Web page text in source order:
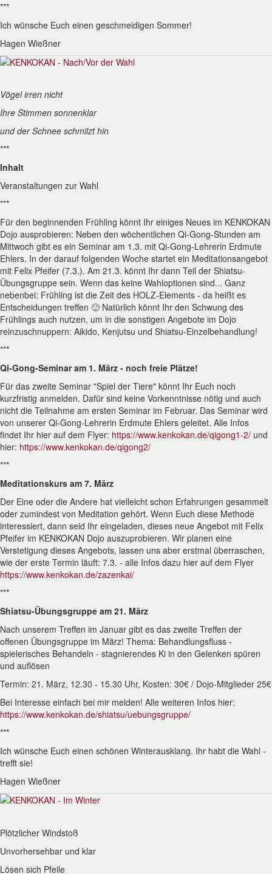
***
Ich wünsche Euch einen geschmeidigen Sommer!
Hagen Wießner
Vögel irren nicht
Ihre Stimmen sonnenklar
und der Schnee schmilzt hin
***
Inhalt
Veranstaltungen zur Wahl
***
Für den beginnenden Frühling könnt Ihr einiges Neues im KENKOKAN
Dojo ausprobieren: Neben den wöchentlichen Qi-Gong-Stunden am
Mittwoch gibt es ein Seminar am 1.3. mit Qi-Gong-Lehrerin Erdmute
Ehlers. In der darauf folgenden Woche startet ein Meditationsangebot
mit Felix Pfeifer (7.3.). Am 21.3. könnt Ihr dann Teil der Shiatsu-
Übungsgruppe sein. Wenn das keine Wahloptionen sind... Ganz
nebenbei: Frühling ist die Zeit des HOLZ-Elements - da heißt es
Entscheidungen treffen 🙂 Natürlich könnt Ihr den Schwung des
Frühlings auch nutzen, um in die sonstigen Angebote im Dojo
reinzuschnuppern: Aikido, Kenjutsu und Shiatsu-Einzelbehandlung!
***
Qi-Gong-Seminar am 1. März - noch freie Plätze!
Für das zweite Seminar "Spiel der Tiere" könnt Ihr Euch noch
kurzfristig anmelden. Dafür sind keine Vorkenntnisse nötig und auch
nicht die Teilnahme am ersten Seminar im Februar. Das Seminar wird
von unserer Qi-Gong-Lehrerin Erdmute Ehlers geleitet. Alle Infos
findet Ihr hier auf dem Flyer: https://www.kenkokan.de/qigong1-2/ und
hier: https://www.kenkokan.de/qigong2/
***
Meditationskurs am 7. März
Der Eine oder die Andere hat vielleicht schon Erfahrungen gesammelt
oder zumindest von Meditation gehört. Wenn Euch diese Methode
interessiert, dann seid Ihr eingeladen, dieses neue Angebot mit Felix
Pfeifer im KENKOKAN Dojo auszuprobieren. Wir planen eine
Verstetigung dieses Angebots, lassen uns aber erstmal überraschen,
wie der erste Termin läuft: 7.3. - alle Infos dazu hier auf dem Flyer
https://www.kenkokan.de/zazenkai/
***
Shiatsu-Übungsgruppe am 21. März
Nach unserem Treffen im Januar gibt es das zweite Treffen der
offenen Übungsgruppe im März! Thema: Behandlungsfluss -
spielerisches Behandeln - stagnierendes Ki in den Gelenken spüren
und auflösen
Termin: 21. März, 12.30 - 15.30 Uhr, Kosten: 30€ / Dojo-Mitglieder 25€
Bei Interesse einfach bei mir melden! Alle weiteren Infos hier:
https://www.kenkokan.de/shiatsu/uebungsgruppe/
***
Ich wünsche Euch einen schönen Winterausklang. Ihr habt die Wahl -
trefft sie!
Hagen Wießner
Plötzlicher Windstoß
Unvorhersehbar und klar
Lösen sich Pfeile